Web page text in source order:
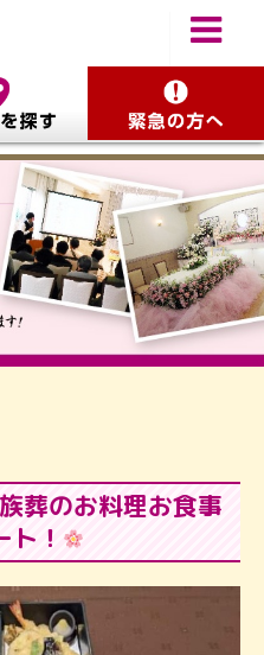
葬のお料理お食事
ト！